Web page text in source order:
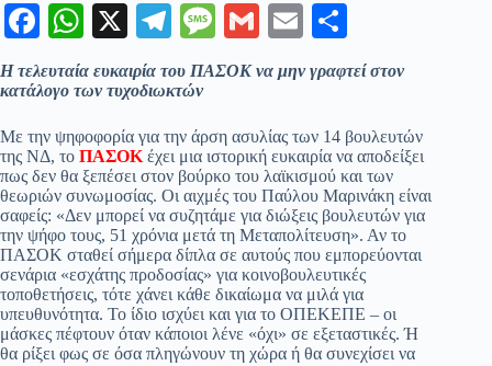
Fa
bo
ok
W
ts
A
pp
X
Te
le
gr
a
m
M
es
ge
G
ail
E
ail
οι
α
στ
εί
τε
Η τελευταία ευκαιρία του ΠΑΣΟΚ να μην γραφτεί στον
κατάλογο των τυχοδιωκτών
Με την ψηφοφορία για την άρση ασυλίας των 14 βουλευτών
της ΝΔ, το ΠΑΣΟΚ έχει μια ιστορική ευκαιρία να αποδείξει
πως δεν θα ξεπέσει στον βούρκο του λαϊκισμού και των
θεωριών συνωμοσίας. Οι αιχμές του Παύλου Μαρινάκη είναι
σαφείς: «Δεν μπορεί να συζητάμε για διώξεις βουλευτών για
την ψήφο τους, 51 χρόνια μετά τη Μεταπολίτευση». Αν το
ΠΑΣΟΚ σταθεί σήμερα δίπλα σε αυτούς που εμπορεύονται
σενάρια «εσχάτης προδοσίας» για κοινοβουλευτικές
τοποθετήσεις, τότε χάνει κάθε δικαίωμα να μιλά για
υπευθυνότητα. Το ίδιο ισχύει και για το ΟΠΕΚΕΠΕ – οι
μάσκες πέφτουν όταν κάποιοι λένε «όχι» σε εξεταστικές. Ή
θα ρίξει φως σε όσα πληγώνουν τη χώρα ή θα συνεχίσει να